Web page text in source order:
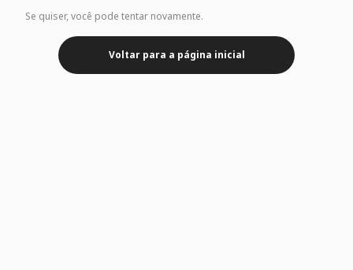
Se quiser, você pode tentar novamente.
Voltar para a página inicial